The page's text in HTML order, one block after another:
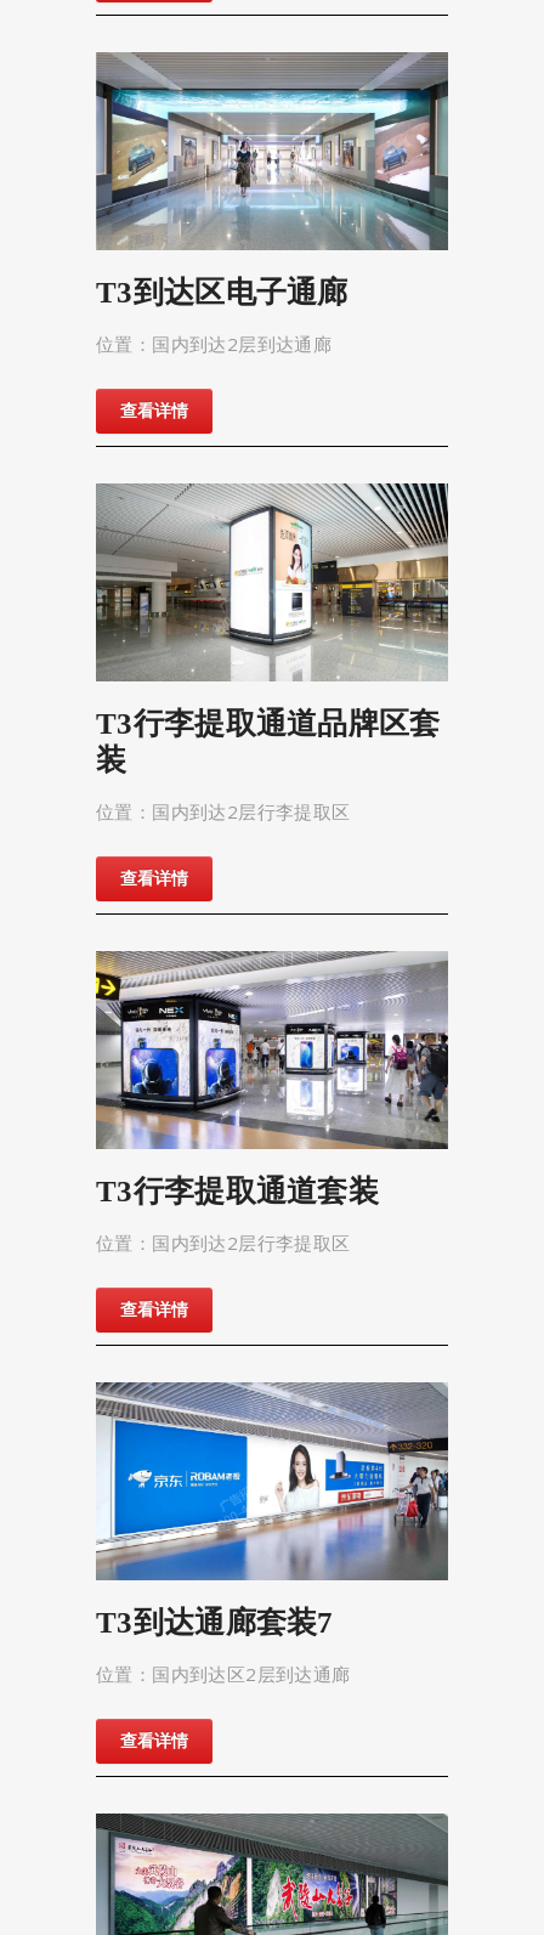
T3到达区电子通廊
位置：国内到达2层到达通廊
查看详情
T3行李提取通道品牌区套
装
位置：国内到达2层行李提取区
查看详情
T3行李提取通道套装
位置：国内到达2层行李提取区
查看详情
T3到达通廊套装7
位置：国内到达区2层到达通廊
查看详情